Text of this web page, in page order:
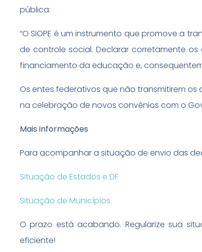
pública:
“O SIOPE é um instrumento que promove a
de controle social. Declarar corretamente
financiamento da educação e,
Os entes federativos que não transmitirem
na celebração de novos convênios com o
Mais informações
Para acompanhar a situação de envio das
Situação de Estados e DF
Situação de Municípios
O prazo está acabando. Regularize sua
eficiente!